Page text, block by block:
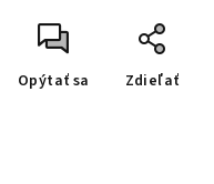
Opýtať sa Zdieľať